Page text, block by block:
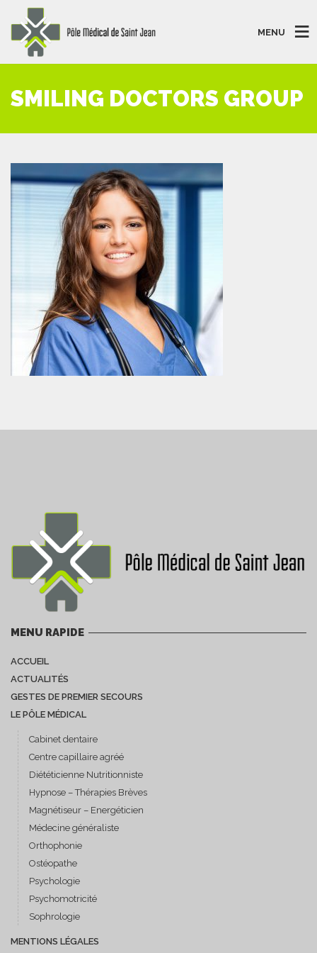
MENU
SMILING DOCTORS GROUP
MENU RAPIDE
ACCUEIL
ACTUALITÉS
GESTES DE PREMIER SECOURS
LE PÔLE MÉDICAL
Cabinet dentaire
Centre capillaire agréé
Diététicienne Nutritionniste
Hypnose – Thérapies Brèves
Magnétiseur – Energéticien
Médecine généraliste
Orthophonie
Ostéopathe
Psychologie
Psychomotricité
Sophrologie
MENTIONS LÉGALES